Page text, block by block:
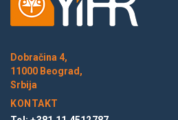
Dobračina 4,
11000 Beograd,
Srbija
KONTAKT